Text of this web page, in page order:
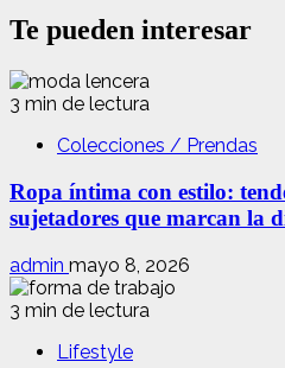
Te pueden interesar
3 min de lectura
Colecciones / Prendas
Ropa íntima con estilo:
sujetadores que marcan la
admin mayo 8, 2026
3 min de lectura
Lifestyle